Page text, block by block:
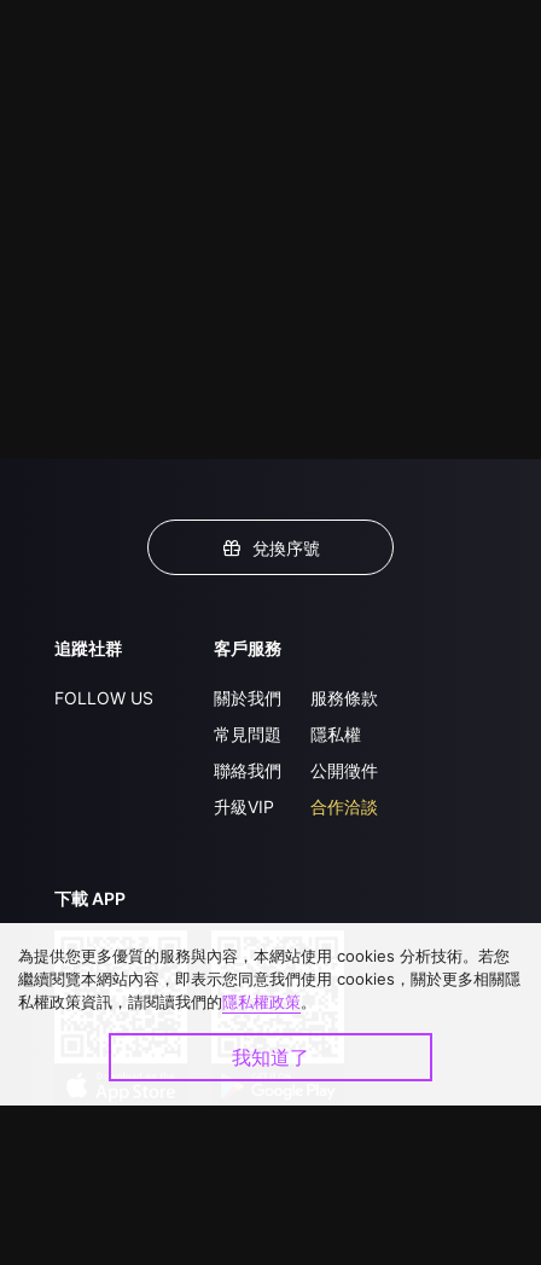
兌換序號
追蹤社群
FOLLOW US
客戶服務
關於我們
常見問題
聯絡我們
升級VIP
服務條款
隱私權
公開徵件
合作洽談
下載 APP
為提供您更多優質的服務與內容，本網站使用 cookies 分析技術。若您
繼續閱覽本網站內容，即表示您同意我們使用 cookies，關於更多相關隱
私權政策資訊，請閱讀我們的隱私權政策。
我知道了